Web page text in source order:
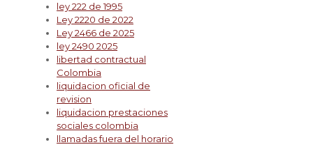
ley 222 de 1995
Ley 2220 de 2022
Ley 2466 de 2025
ley 2490 2025
libertad contractual
Colombia
liquidacion oficial de
revision
liquidacion prestaciones
sociales colombia
llamadas fuera del horario